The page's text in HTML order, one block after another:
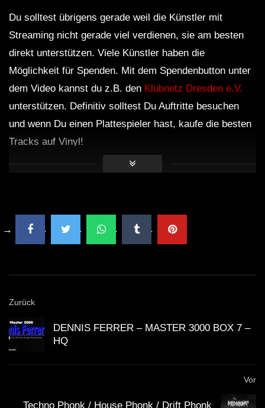
Du solltest übrigens gerade weil die Künstler mit
Streaming nicht gerade viel verdienen, sie am besten
direkt unterstützen. Viele Künstler haben die
Möglichkeit für Spenden. Mit dem Spendenbutton unter
dem Video kannst du z.B. den Klubnetz Dresden e.V.
unterstützen. Definitiv solltest Du Auftritte besuchen
und wenn Du einen Plattespieler hast, kaufe die besten
Tracks auf Vinyl!
Zurück
DENNIS FERRER – MASTER 3000 BOX 7 –
HQ
Vor
Techno Phonk / House Phonk / Drift Phonk